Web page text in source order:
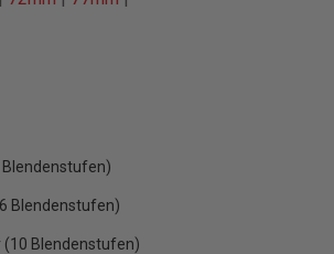
Blendenstufen)
Blendenstufen)
(10 Blendenstufen)